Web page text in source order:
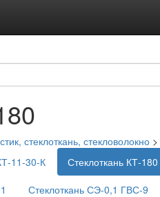
стеклоткань, стекловолокно >
11-30-К Стеклоткань КТ-180
Стеклоткань СЭ-0,1 ГВС-9